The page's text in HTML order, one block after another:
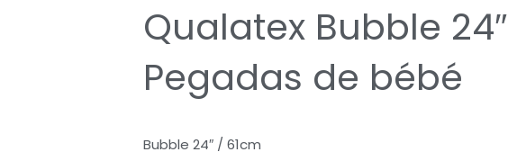
Qualatex Bubble 24″
Pegadas de bébé
Bubble 24″ / 61cm